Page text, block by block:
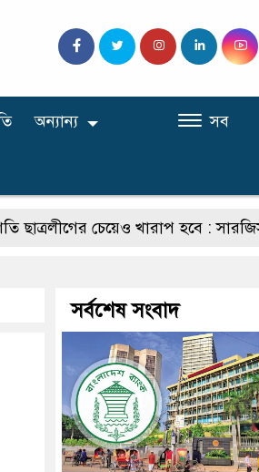
অন্যান্য সব
চেয়েও খারাপ হবে : সারজিস আলম
সর্বশেষ সংবাদ